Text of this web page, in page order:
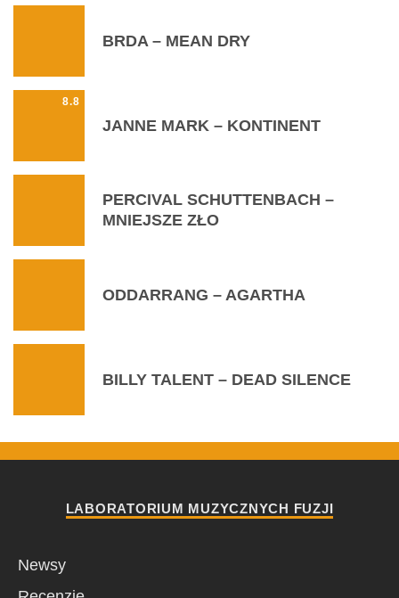
BRDA – MEAN DRY
8.8
JANNE MARK – KONTINENT
PERCIVAL SCHUTTENBACH –
MNIEJSZE ZŁO
ODDARRANG – AGARTHA
BILLY TALENT – DEAD SILENCE
LABORATORIUM MUZYCZNYCH FUZJI
Newsy